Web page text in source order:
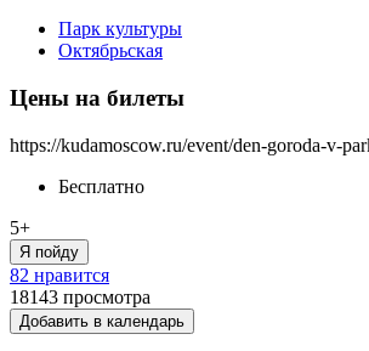
Парк культуры
Октябрьская
Цены на билеты
https://kudamoscow.ru/event/den-goroda-v-
Бесплатно
5+
Я пойду
82 нравится
18143 просмотра
Добавить в календарь